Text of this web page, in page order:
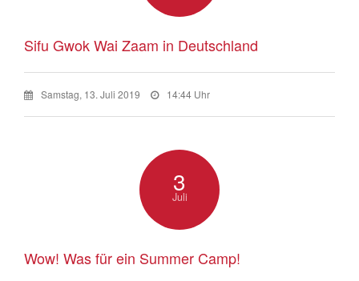
Sifu Gwok Wai Zaam in Deutschland
Samstag, 13. Juli 2019 14:44 Uhr
3
Juli
Wow! Was für ein Summer Camp!